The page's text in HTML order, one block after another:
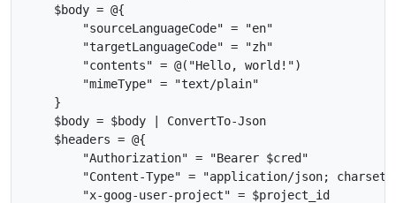
$body = @{
"sourceLanguageCode" =
"en"
"targetLanguageCode" =
"zh"
"contents" = @( "Hello, world!")
"mimeType" =
"text/plain"
}
$body = $body |
ConvertTo-Json
$headers = @{
"Authorization" = "Bearer $cred"
"Content-Type" =
"application/json;
"x-goog-user-project" = $project_id